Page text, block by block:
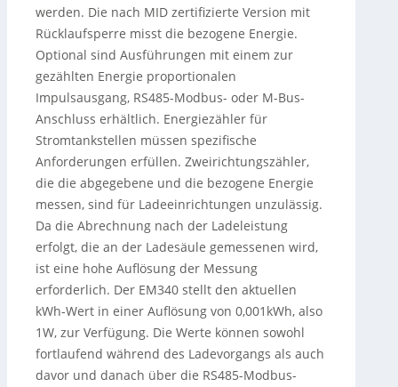
werden. Die nach MID zertifizierte Version mit
Rücklaufsperre misst die bezogene Energie.
Optional sind Ausführungen mit einem zur
gezählten Energie proportionalen
Impulsausgang, RS485-Modbus- oder M-Bus-
Anschluss erhältlich. Energiezähler für
Stromtankstellen müssen spezifische
Anforderungen erfüllen. Zweirichtungszähler,
die die abgegebene und die bezogene Energie
messen, sind für Ladeeinrichtungen unzulässig.
Da die Abrechnung nach der Ladeleistung
erfolgt, die an der Ladesäule gemessenen wird,
ist eine hohe Auflösung der Messung
erforderlich. Der EM340 stellt den aktuellen
kWh-Wert in einer Auflösung von 0,001kWh, also
1W, zur Verfügung. Die Werte können sowohl
fortlaufend während des Ladevorgangs als auch
davor und danach über die RS485-Modbus-